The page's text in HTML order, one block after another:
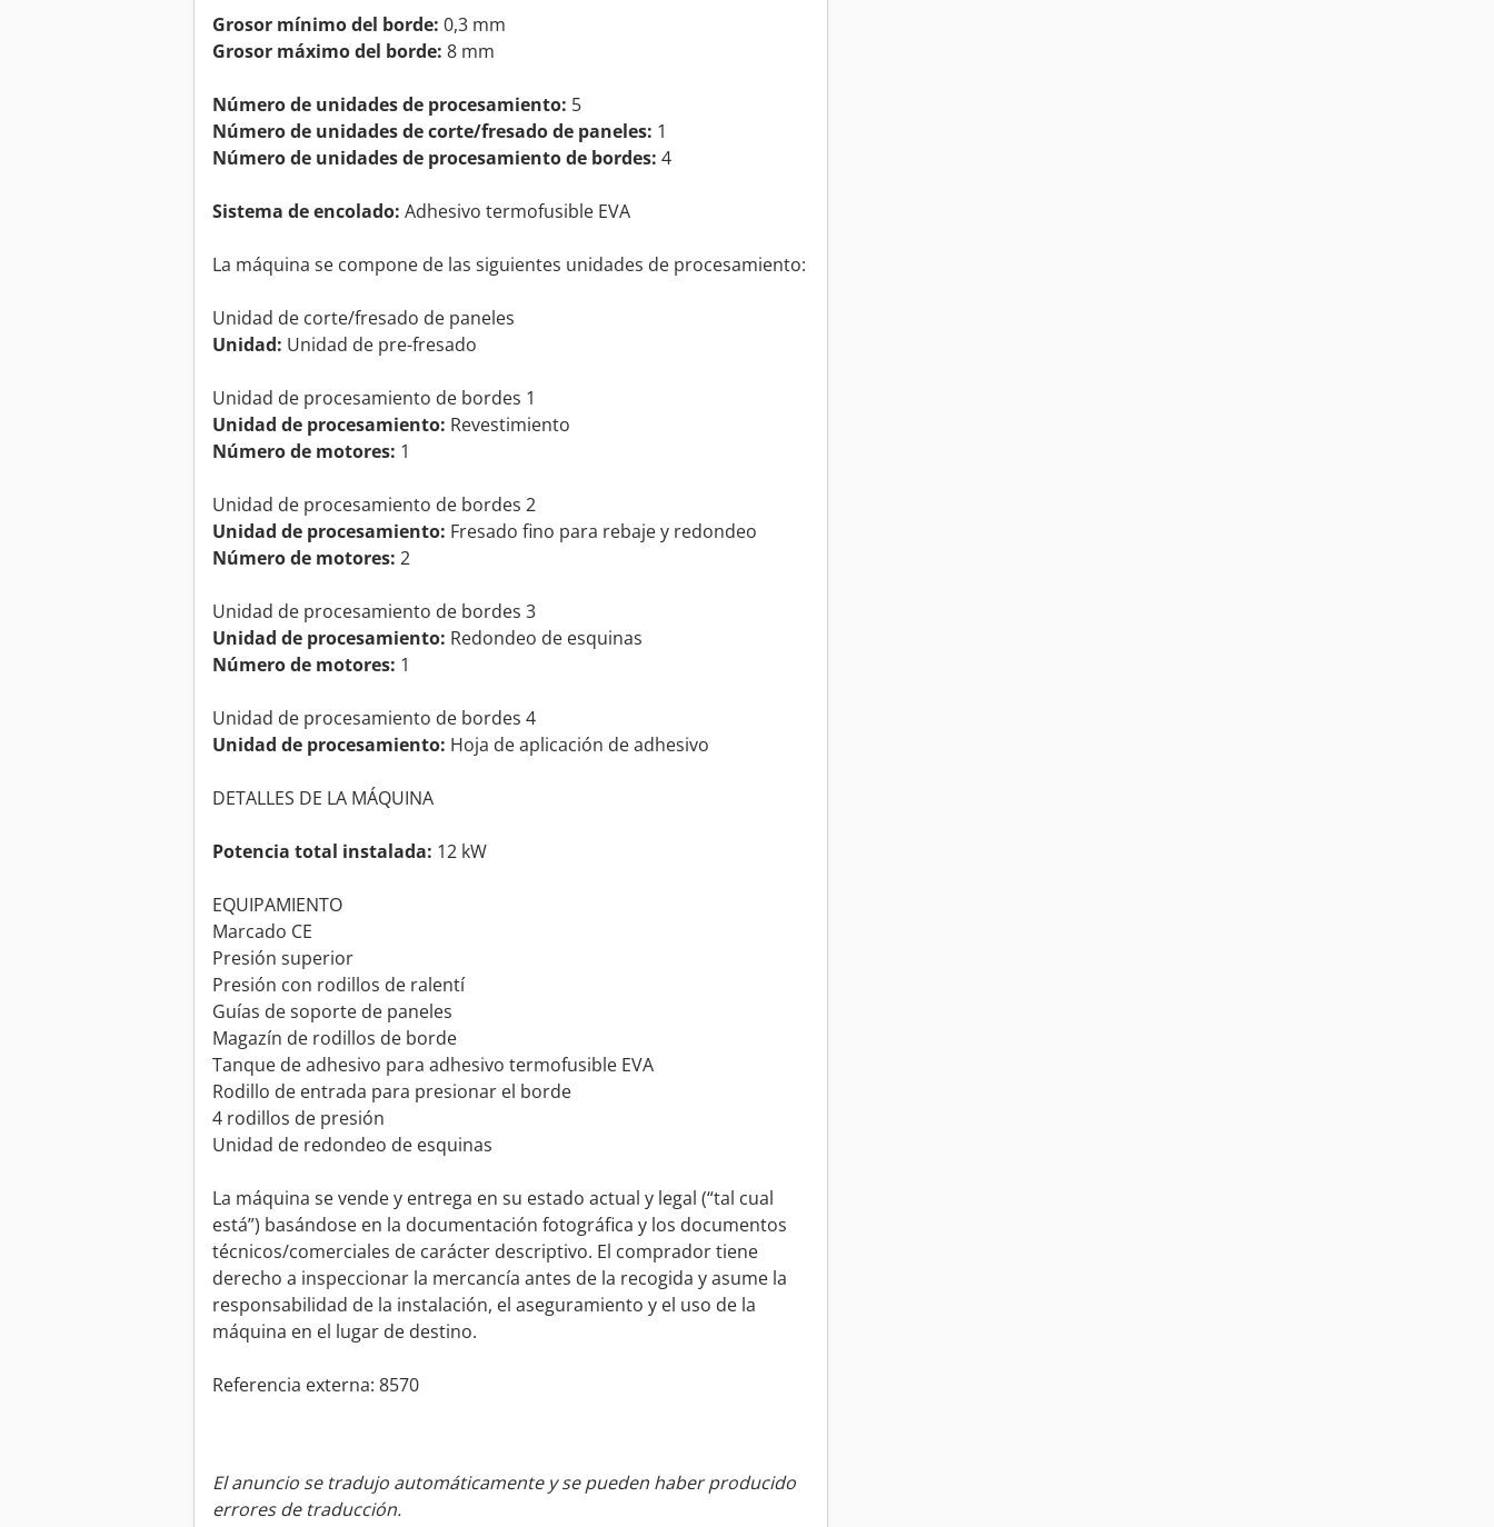
Grosor mínimo del borde: 0,3 mm
Grosor máximo del borde: 8 mm
Número de unidades de procesamiento: 5
Número de unidades de corte/fresado de paneles: 1
Número de unidades de procesamiento de bordes: 4
Sistema de encolado: Adhesivo termofusible EVA
La máquina se compone de las siguientes unidades de procesamiento:
Unidad de corte/fresado de paneles
Unidad: Unidad de pre-fresado
Unidad de procesamiento de bordes 1
Unidad de procesamiento: Revestimiento
Número de motores: 1
Unidad de procesamiento de bordes 2
Unidad de procesamiento: Fresado fino para rebaje y redondeo
Número de motores: 2
Unidad de procesamiento de bordes 3
Unidad de procesamiento: Redondeo de esquinas
Número de motores: 1
Unidad de procesamiento de bordes 4
Unidad de procesamiento: Hoja de aplicación de adhesivo
DETALLES DE LA MÁQUINA
Potencia total instalada: 12 kW
EQUIPAMIENTO
Marcado CE
Presión superior
Presión con rodillos de ralentí
Guías de soporte de paneles
Magazín de rodillos de borde
Tanque de adhesivo para adhesivo termofusible EVA
Rodillo de entrada para presionar el borde
4 rodillos de presión
Unidad de redondeo de esquinas
La máquina se vende y entrega en su estado actual y legal (“tal cual
está”) basándose en la documentación fotográfica y los documentos
técnicos/comerciales de carácter descriptivo. El comprador tiene
derecho a inspeccionar la mercancía antes de la recogida y asume la
responsabilidad de la instalación, el aseguramiento y el uso de la
máquina en el lugar de destino.
Referencia externa: 8570
El anuncio se tradujo automáticamente y se pueden haber producido
errores de traducción.